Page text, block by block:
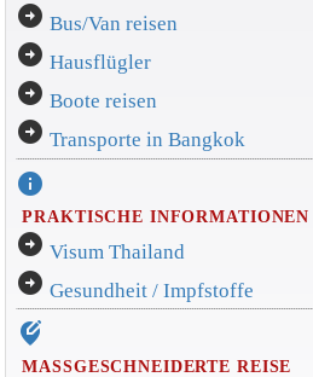
arrow_circle_right Bus/Van reisen
arrow_circle_right Hausflügler
arrow_circle_right Boote reisen
arrow_circle_right Transporte in Bangkok
info
PRAKTISCHE INFORMATIONEN
arrow_circle_right Visum Thailand
arrow_circle_right Gesundheit / Impfstoffe
edit_location_alt
MASSGESCHNEIDERTE REISE